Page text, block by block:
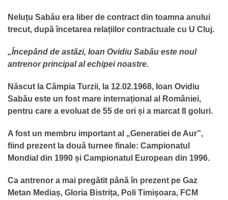
Neluțu Sabău era liber de contract din toamna anului
trecut, după încetarea relațiilor contractuale cu U Cluj.
„Începând de astăzi, Ioan Ovidiu Sabău este noul
antrenor principal al echipei noastre.
Născut la Câmpia Turzii, la 12.02.1968, Ioan Ovidiu
Sabău este un fost mare internațional al României,
pentru care a evoluat de 55 de ori și a marcat 8 goluri.
A fost un membru important al „Generatiei de Aur”,
fiind prezent la două turnee finale: Campionatul
Mondial din 1990 și Campionatul European din 1996.
Ca antrenor a mai pregătit până în prezent pe Gaz
Metan Mediaș, Gloria Bistrița, Poli Timișoara, FCM